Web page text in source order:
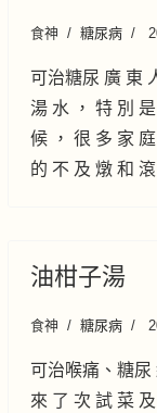
食神 糖尿病
可治糖尿 廣 東
湯 水 ， 特 別
候 ， 很 多 家
的 不 及 燉 和
油柑子湯
食神 糖尿病
可治喉痛、糖尿
來 了 次 試 菜